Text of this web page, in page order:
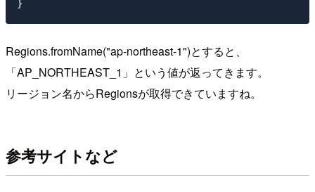
Regions.fromName("ap-northeast-1")とすると、
「AP_NORTHEAST_1」という値が返ってきます。
リージョン名からRegionsが取得できていますね。
参考サイトなど